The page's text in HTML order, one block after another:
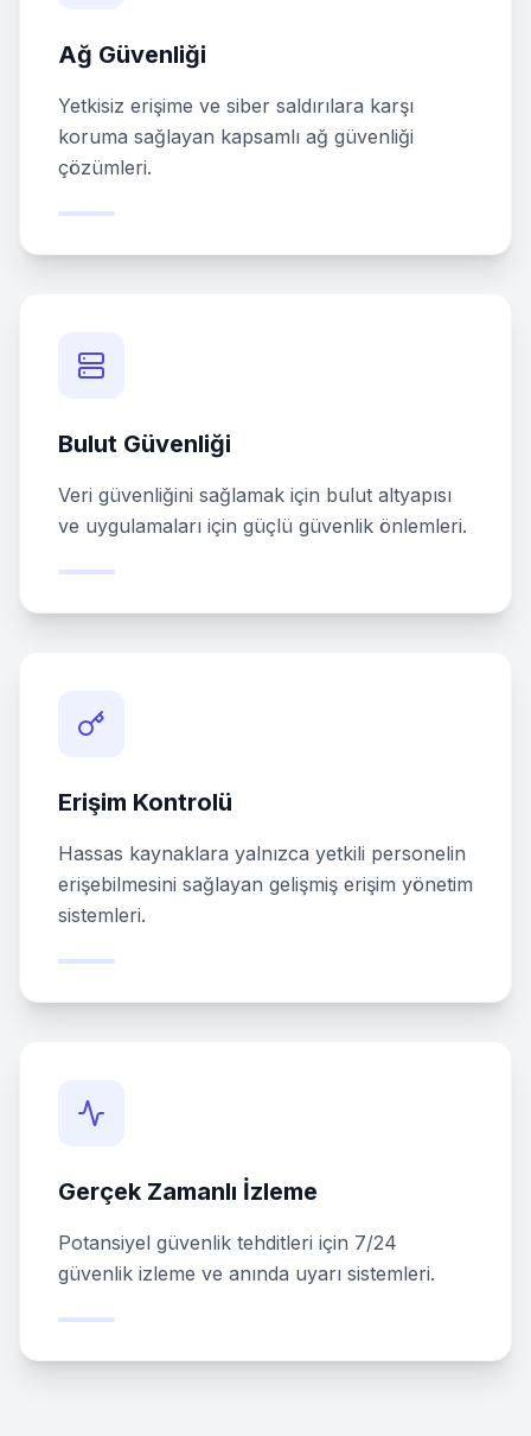
Ağ Güvenliği
Yetkisiz erişime ve siber saldırılara karşı
koruma sağlayan kapsamlı ağ güvenliği
çözümleri.
Bulut Güvenliği
Veri güvenliğini sağlamak için bulut altyapısı
ve uygulamaları için güçlü güvenlik önlemleri.
Erişim Kontrolü
Hassas kaynaklara yalnızca yetkili personelin
erişebilmesini sağlayan gelişmiş erişim yönetim
sistemleri.
Gerçek Zamanlı İzleme
Potansiyel güvenlik tehditleri için 7/24
güvenlik izleme ve anında uyarı sistemleri.